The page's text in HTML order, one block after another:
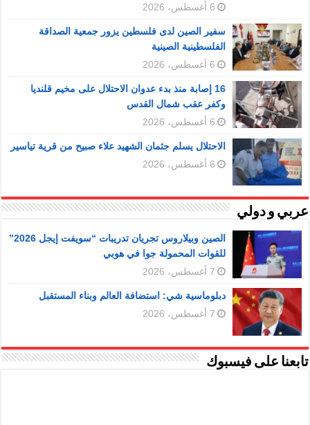
6 أغسطس، 2026
سفير الصين لدى فلسطين يزور جمعية الصداقة
الفلسطينية الصينية
6 أغسطس، 2026
16 إصابة منذ بدء عدوان الاحتلال على مخيم قلنديا
وكفر عقب شمال القدس
6 أغسطس، 2026
الاحتلال يسلم جثمان الشهيد علاء صبيح من قرية تياسير
6 أغسطس، 2026
عربي و دولي
الصين وبيلاروس تجريان تدريبات “سويفت إيجل 2026”
للقوات المحمولة جوا في هوبي
7 أغسطس، 2026
دبلوماسية شي: استضافة العالم وبناء المستقبل
7 أغسطس، 2026
تابعنا على فيسبوك